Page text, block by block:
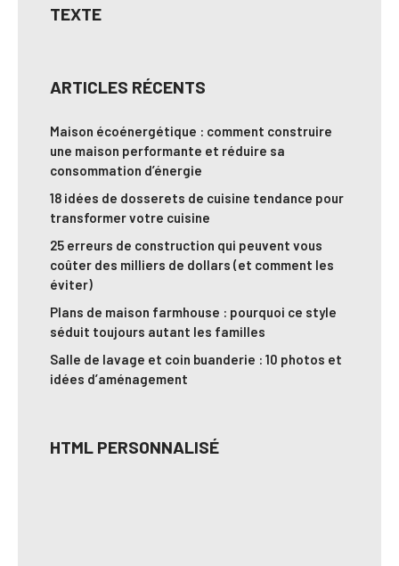
TEXTE
ARTICLES RÉCENTS
Maison écoénergétique : comment construire
une maison performante et réduire sa
consommation d’énergie
18 idées de dosserets de cuisine tendance pour
transformer votre cuisine
25 erreurs de construction qui peuvent vous
coûter des milliers de dollars (et comment les
éviter)
Plans de maison farmhouse : pourquoi ce style
séduit toujours autant les familles
Salle de lavage et coin buanderie : 10 photos et
idées d’aménagement
HTML PERSONNALISÉ